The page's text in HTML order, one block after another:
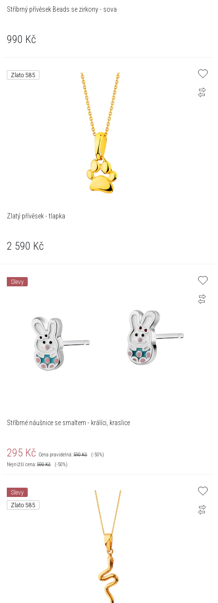
Stříbrný přívěsek Beads se zirkony - sova
990 Kč
Zlato 585
Zlatý přívěsek - tlapka
2 590 Kč
Slevy
Stříbrné náušnice se smaltem - králíci, kraslice
295 Kč Cena pravidelná:590Kč
(-50%)
Nejnižší cena:590Kč (-50%)
Slevy
Zlato 585